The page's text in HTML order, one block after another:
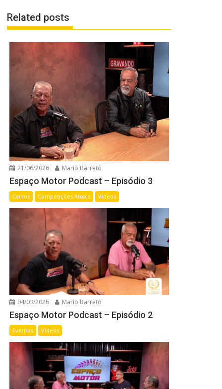
Related posts
21/06/2026 Mario Barreto
Espaço Motor Podcast – Episódio 3
Carros Competições Atuais Videos
04/03/2026 Mario Barreto
Espaço Motor Podcast – Episódio 2
Eventos Videos